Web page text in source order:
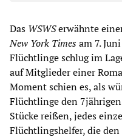
Das WSWSerwähnte
New York Timesam 7.
Flüchtlinge schlug im
auf Mitglieder einer
Moment schien es, als
Flüchtlinge den
Stücke reißen, jedes
Flüchtlingshelfer, die